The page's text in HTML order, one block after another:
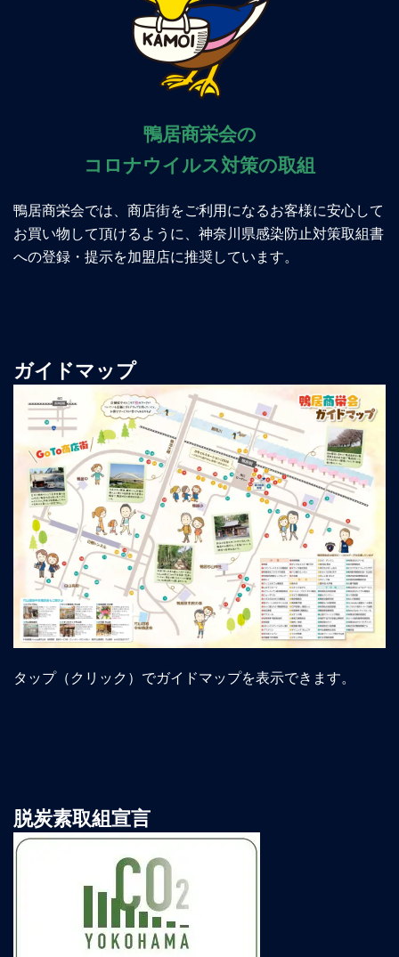
鴨居商栄会の
コロナウイルス対策の取組
鴨居商栄会では、商店街をご利用になるお客様に安心して
お買い物して頂けるように、神奈川県感染防止対策取組書
への登録・提示を加盟店に推奨しています。
ガイドマップ
タップ（クリック）でガイドマップを表示できます。
脱炭素取組宣言